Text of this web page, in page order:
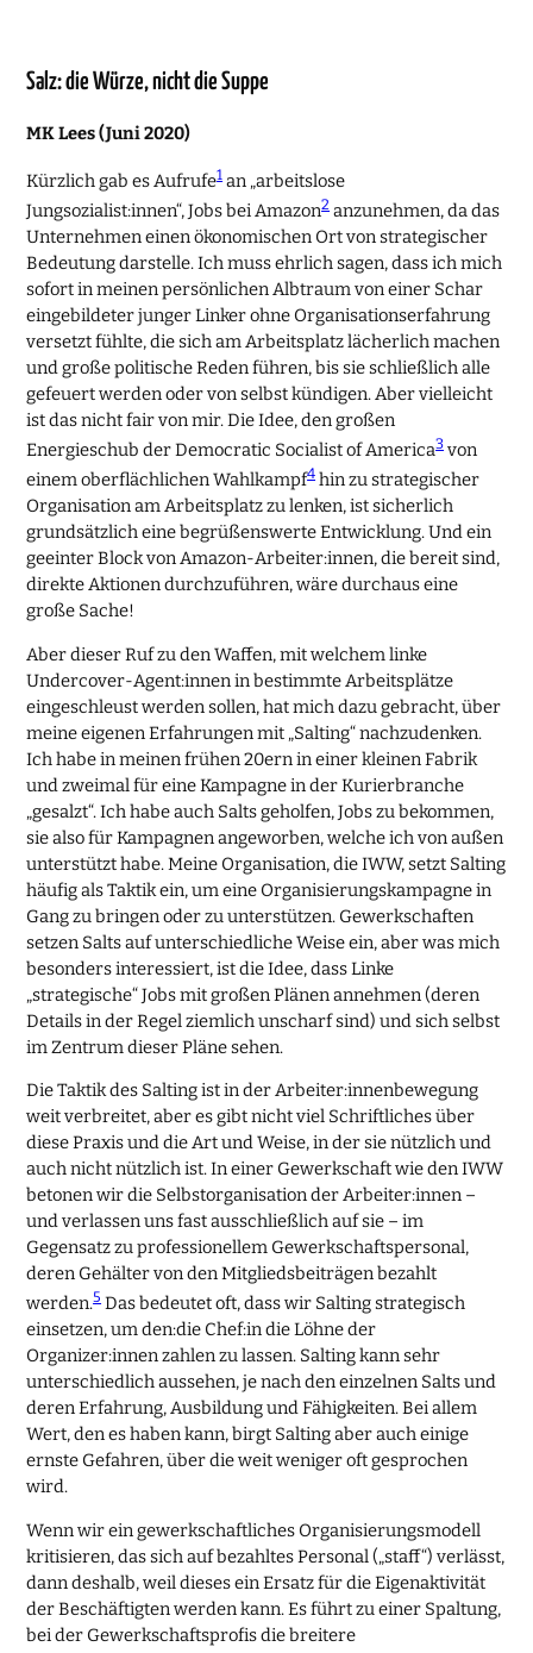
Salz: die Würze, nicht die Suppe
MK Lees (Juni 2020)
Kürzlich gab es Aufrufe1 an „arbeitslose
Jungsozialist:innen“, Jobs bei Amazon2 anzunehmen, da das
Unternehmen einen ökonomischen Ort von strategischer
Bedeutung darstelle. Ich muss ehrlich sagen, dass ich mich
sofort in meinen persönlichen Albtraum von einer Schar
eingebildeter junger Linker ohne Organisationserfahrung
versetzt fühlte, die sich am Arbeitsplatz lächerlich machen
und große politische Reden führen, bis sie schließlich alle
gefeuert werden oder von selbst kündigen. Aber vielleicht
ist das nicht fair von mir. Die Idee, den großen
Energieschub der Democratic Socialist of America3 von
einem oberflächlichen Wahlkampf4 hin zu strategischer
Organisation am Arbeitsplatz zu lenken, ist sicherlich
grundsätzlich eine begrüßenswerte Entwicklung. Und ein
geeinter Block von Amazon-Arbeiter:innen, die bereit sind,
direkte Aktionen durchzuführen, wäre durchaus eine
große Sache!
Aber dieser Ruf zu den Waffen, mit welchem linke
Undercover-Agent:innen in bestimmte Arbeitsplätze
eingeschleust werden sollen, hat mich dazu gebracht, über
meine eigenen Erfahrungen mit „Salting“ nachzudenken.
Ich habe in meinen frühen 20ern in einer kleinen Fabrik
und zweimal für eine Kampagne in der Kurierbranche
„gesalzt“. Ich habe auch Salts geholfen, Jobs zu bekommen,
sie also für Kampagnen angeworben, welche ich von außen
unterstützt habe. Meine Organisation, die IWW, setzt Salting
häufig als Taktik ein, um eine Organisierungskampagne in
Gang zu bringen oder zu unterstützen. Gewerkschaften
setzen Salts auf unterschiedliche Weise ein, aber was mich
besonders interessiert, ist die Idee, dass Linke
„strategische“ Jobs mit großen Plänen annehmen (deren
Details in der Regel ziemlich unscharf sind) und sich selbst
im Zentrum dieser Pläne sehen.
Die Taktik des Salting ist in der Arbeiter:innenbewegung
weit verbreitet, aber es gibt nicht viel Schriftliches über
diese Praxis und die Art und Weise, in der sie nützlich und
auch nicht nützlich ist. In einer Gewerkschaft wie den IWW
betonen wir die Selbstorganisation der Arbeiter:innen –
und verlassen uns fast ausschließlich auf sie – im
Gegensatz zu professionellem Gewerkschaftspersonal,
deren Gehälter von den Mitgliedsbeiträgen bezahlt
werden.5 Das bedeutet oft, dass wir Salting strategisch
einsetzen, um den:die Chef:in die Löhne der
Organizer:innen zahlen zu lassen. Salting kann sehr
unterschiedlich aussehen, je nach den einzelnen Salts und
deren Erfahrung, Ausbildung und Fähigkeiten. Bei allem
Wert, den es haben kann, birgt Salting aber auch einige
ernste Gefahren, über die weit weniger oft gesprochen
wird.
Wenn wir ein gewerkschaftliches Organisierungsmodell
kritisieren, das sich auf bezahltes Personal („staff“) verlässt,
dann deshalb, weil dieses ein Ersatz für die Eigenaktivität
der Beschäftigten werden kann. Es führt zu einer Spaltung,
bei der Gewerkschaftsprofis die breitere